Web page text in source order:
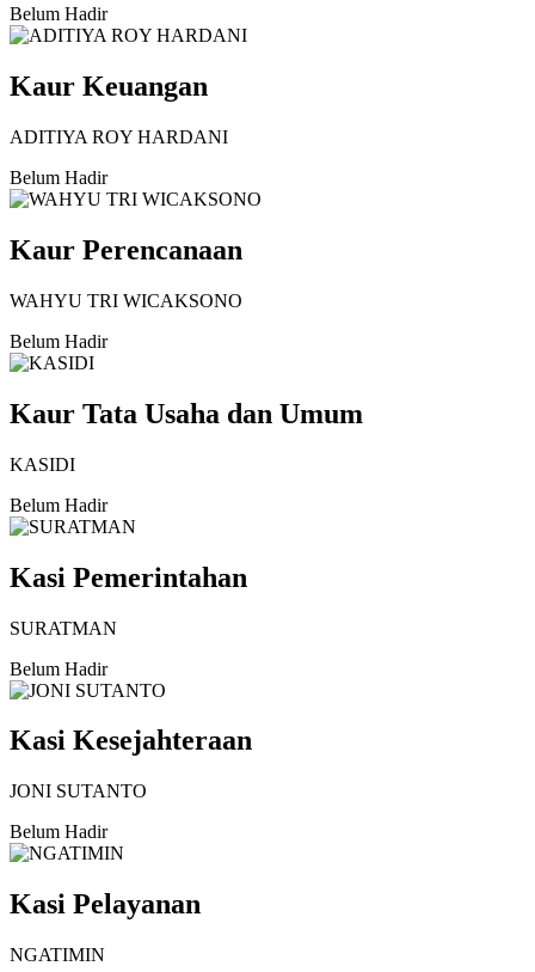
Belum Hadir
Kaur Keuangan
ADITIYA ROY HARDANI
Belum Hadir
Kaur Perencanaan
WAHYU TRI WICAKSONO
Belum Hadir
Kaur Tata Usaha dan Umum
KASIDI
Belum Hadir
Kasi Pemerintahan
SURATMAN
Belum Hadir
Kasi Kesejahteraan
JONI SUTANTO
Belum Hadir
Kasi Pelayanan
NGATIMIN